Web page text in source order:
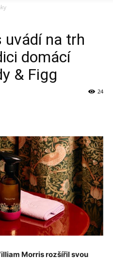
Tipy
pro
Stavbu
a
Zahradu
na trh
domácí
& Figg
24
Morris rozšířil svou